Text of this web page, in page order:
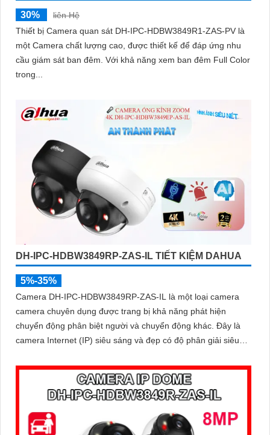
30%
liên Hệ
Thiết bị Camera quan sát DH-IPC-HDBW3849R1-ZAS-PV là
một Camera chất lượng cao, được thiết kế để đáp ứng nhu
cầu giám sát ban đêm. Với khả năng xem ban đêm Full Color
trong...
DH-IPC-HDBW3849RP-ZAS-IL TIẾT KIỆM DAHUA
5%-35%
Camera DH-IPC-HDBW3849RP-ZAS-IL là một loại camera
camera chuyên dụng được trang bị khả năng phát hiện
chuyển động phân biệt người và chuyển động khác. Đây là
camera Internet (IP) siêu sáng và đẹp có độ phân giải siêu